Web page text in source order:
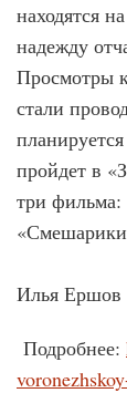
находятся
надежду
Просмотры
стали
пройдет в
три фильма:
Илья Ершов
Подробнее: